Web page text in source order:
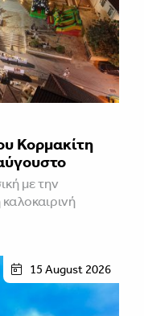
Κορμακίτη
με την
15 August 2026